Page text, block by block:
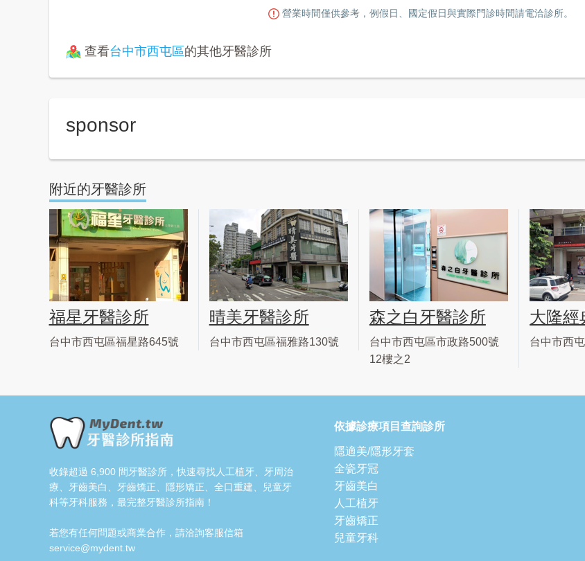
營業時間僅供參考，例假日、國定假日與實際門診時間請電洽診所。
查看台中市西屯區的其他牙醫診所
sponsor
附近的牙醫診所
福星牙醫診所
台中市西屯區福星路645號
晴美牙醫診所
台中市西屯區福雅路130號
森之白牙醫診所
台中市西屯區市政路500號
12樓之2
大隆經
台中市西
收錄超過 6,900 間牙醫診所，快速尋找人工植牙、牙周治
療、牙齒美白、牙齒矯正、隱形矯正、全口重建、兒童牙
科等牙科服務，最完整牙醫診所指南！
若您有任何問題或商業合作，請洽詢客服信箱
service@mydent.tw
依據診療項目查詢診所
隱適美/隱形牙套
全瓷牙冠
牙齒美白
人工植牙
牙齒矯正
兒童牙科